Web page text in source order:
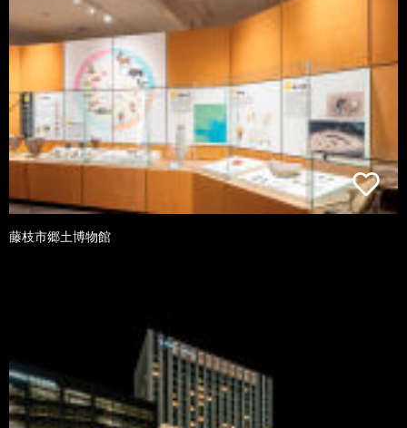
藤枝市郷土博物館